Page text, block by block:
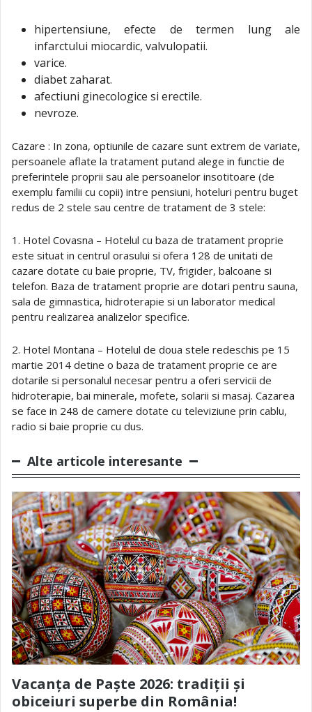
hipertensiune, efecte de termen lung ale
infarctului miocardic, valvulopatii.
varice.
diabet zaharat.
afectiuni ginecologice si erectile.
nevroze.
Cazare : In zona, optiunile de cazare sunt extrem de variate,
persoanele aflate la tratament putand alege in functie de
preferintele proprii sau ale persoanelor insotitoare (de
exemplu familii cu copii) intre pensiuni, hoteluri pentru buget
redus de 2 stele sau centre de tratament de 3 stele:
1. Hotel Covasna – Hotelul cu baza de tratament proprie
este situat in centrul orasului si ofera 128 de unitati de
cazare dotate cu baie proprie, TV, frigider, balcoane si
telefon. Baza de tratament proprie are dotari pentru sauna,
sala de gimnastica, hidroterapie si un laborator medical
pentru realizarea analizelor specifice.
2. Hotel Montana – Hotelul de doua stele redeschis pe 15
martie 2014 detine o baza de tratament proprie ce are
dotarile si personalul necesar pentru a oferi servicii de
hidroterapie, bai minerale, mofete, solarii si masaj. Cazarea
se face in 248 de camere dotate cu televiziune prin cablu,
radio si baie proprie cu dus.
Alte articole interesante
Vacanța de Paște 2026: tradiții și
obiceiuri superbe din România!